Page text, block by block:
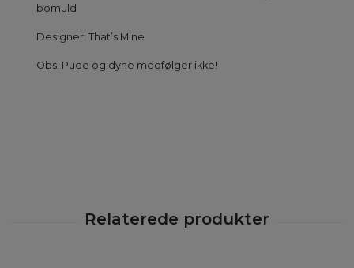
bomuld
Designer: That’s Mine
Obs! Pude og dyne medfølger ikke!